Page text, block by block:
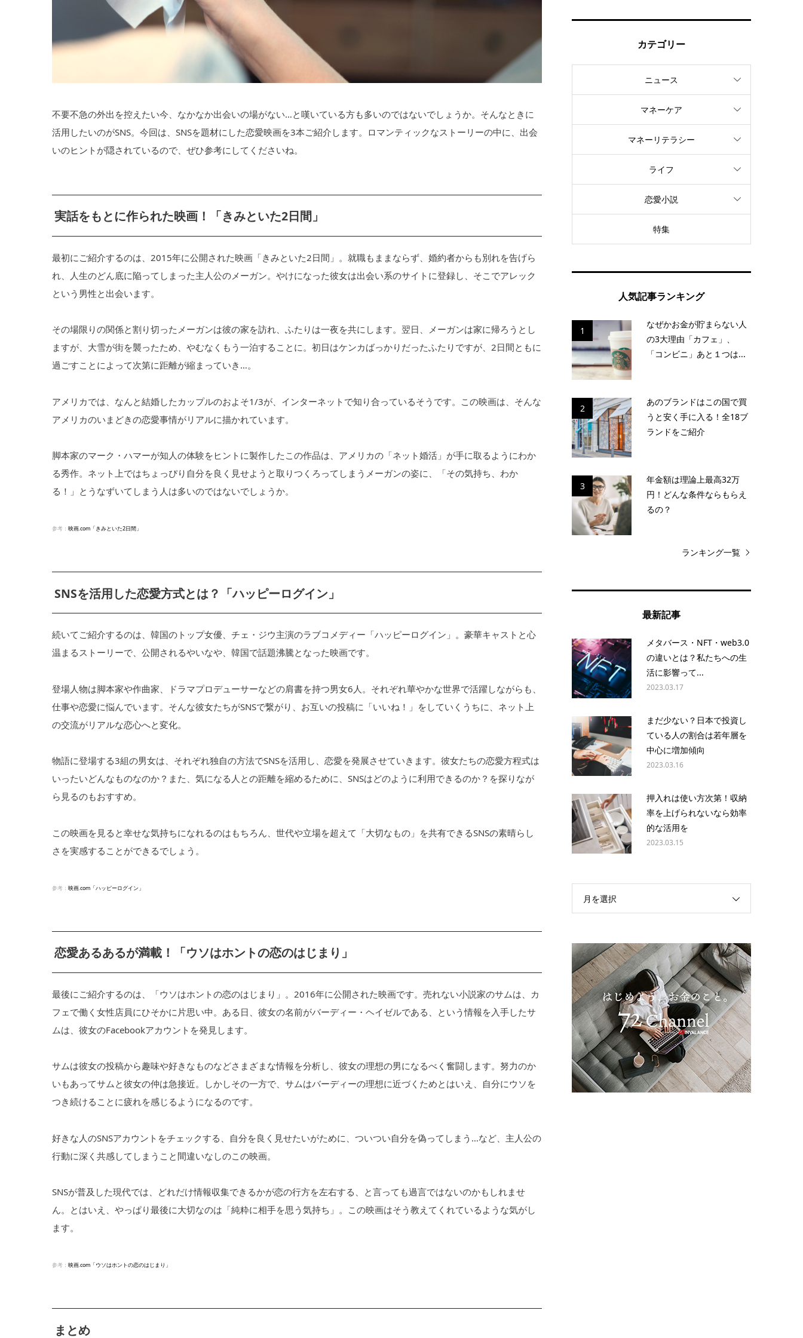
不要不急の外出を控えたい今、なかなか出会いの場がない…と嘆いている方も多いのではないでしょうか。そんなときに
活用したいのがSNS。今回は、SNSを題材にした恋愛映画を3本ご紹介します。ロマンティックなストーリーの中に、出会
いのヒントが隠されているので、ぜひ参考にしてくださいね。
実話をもとに作られた映画！「きみといた2日間」
最初にご紹介するのは、2015年に公開された映画「きみといた2日間」。就職もままならず、婚約者からも別れを告げら
れ、人生のどん底に陥ってしまった主人公のメーガン。やけになった彼女は出会い系のサイトに登録し、そこでアレック
という男性と出会います。
その場限りの関係と割り切ったメーガンは彼の家を訪れ、ふたりは一夜を共にします。翌日、メーガンは家に帰ろうとし
ますが、大雪が街を襲ったため、やむなくもう一泊することに。初日はケンカばっかりだったふたりですが、2日間ともに
過ごすことによって次第に距離が縮まっていき…。
アメリカでは、なんと結婚したカップルのおよそ1/3が、インターネットで知り合っているそうです。この映画は、そんな
アメリカのいまどきの恋愛事情がリアルに描かれています。
脚本家のマーク・ハマーが知人の体験をヒントに製作したこの作品は、アメリカの「ネット婚活」が手に取るようにわか
る秀作。ネット上ではちょっぴり自分を良く見せようと取りつくろってしまうメーガンの姿に、「その気持ち、わか
る！」とうなずいてしまう人は多いのではないでしょうか。
参考： 映画.com「きみといた2日間」
SNSを活用した恋愛方式とは？「ハッピーログイン」
続いてご紹介するのは、韓国のトップ女優、チェ・ジウ主演のラブコメディー「ハッピーログイン」。豪華キャストと心
温まるストーリーで、公開されるやいなや、韓国で話題沸騰となった映画です。
登場人物は脚本家や作曲家、ドラマプロデューサーなどの肩書を持つ男女6人。それぞれ華やかな世界で活躍しながらも、
仕事や恋愛に悩んでいます。そんな彼女たちがSNSで繋がり、お互いの投稿に「いいね！」をしていくうちに、ネット上
の交流がリアルな恋心へと変化。
物語に登場する3組の男女は、それぞれ独自の方法でSNSを活用し、恋愛を発展させていきます。彼女たちの恋愛方程式は
いったいどんなものなのか？また、気になる人との距離を縮めるために、SNSはどのように利用できるのか？を探りなが
ら見るのもおすすめ。
この映画を見ると幸せな気持ちになれるのはもちろん、世代や立場を超えて「大切なもの」を共有できるSNSの素晴らし
さを実感することができるでしょう。
参考： 映画.com「ハッピーログイン」
恋愛あるあるが満載！「ウソはホントの恋のはじまり」
最後にご紹介するのは、「ウソはホントの恋のはじまり」。2016年に公開された映画です。売れない小説家のサムは、カ
フェで働く女性店員にひそかに片思い中。ある日、彼女の名前がバーディー・ヘイゼルである、という情報を入手したサ
ムは、彼女のFacebookアカウントを発見します。
サムは彼女の投稿から趣味や好きなものなどさまざまな情報を分析し、彼女の理想の男になるべく奮闘します。努力のか
いもあってサムと彼女の仲は急接近。しかしその一方で、サムはバーディーの理想に近づくためとはいえ、自分にウソを
つき続けることに疲れを感じるようになるのです。
好きな人のSNSアカウントをチェックする、自分を良く見せたいがために、ついつい自分を偽ってしまう…など、主人公の
行動に深く共感してしまうこと間違いなしのこの映画。
SNSが普及した現代では、どれだけ情報収集できるかが恋の行方を左右する、と言っても過言ではないのかもしれませ
ん。とはいえ、やっぱり最後に大切なのは「純粋に相手を思う気持ち」。この映画はそう教えてくれているような気がし
ます。
参考： 映画.com「ウソはホントの恋のはじまり」
まとめ
カテゴリー
ニュース
マネーケア
マネーリテラシー
ライフ
恋愛小説
特集
人気記事ランキング
1
なぜかお金が貯まらない人
の3大理由「カフェ」、
「コンビニ」あと１つは...
2
あのブランドはこの国で買
うと安く手に入る！全18ブ
ランドをご紹介
3
年金額は理論上最高32万
円！どんな条件ならもらえ
るの？
ランキング一覧
最新記事
メタバース・NFT・web3.0
の違いとは？私たちへの生
活に影響って...
2023.03.17
まだ少ない？日本で投資し
ている人の割合は若年層を
中心に増加傾向
2023.03.16
押入れは使い方次第！収納
率を上げられないなら効率
的な活用を
2023.03.15
月を選択